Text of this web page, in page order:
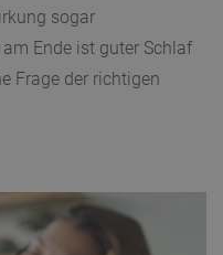
sogar
Ende ist guter Schlaf
Frage der richtigen